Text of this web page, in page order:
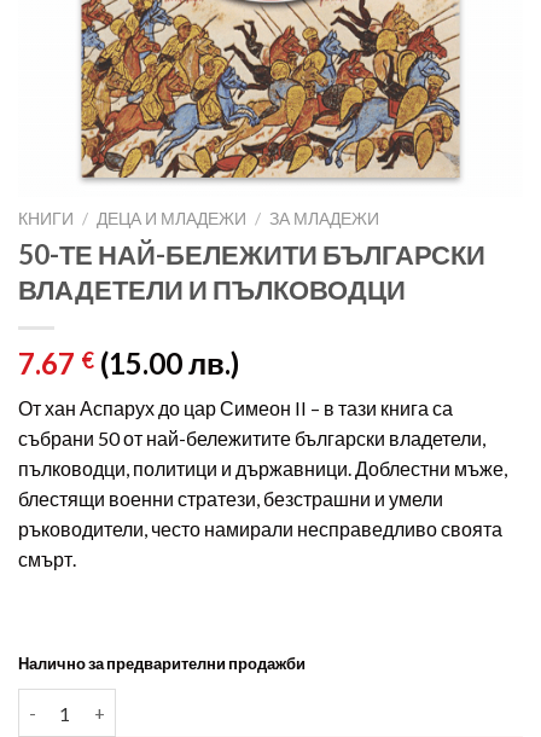
КНИГИ / ДЕЦА И МЛАДЕЖИ / ЗА МЛАДЕЖИ
50-ТЕ НАЙ-БЕЛЕЖИТИ БЪЛГАРСКИ
ВЛАДЕТЕЛИ И ПЪЛКОВОДЦИ
7.67 € (15.00 лв.)
От хан Аспарух до цар Симеон II – в тази книга са
събрани 50 от най-бележитите български владетели,
пълководци, политици и държавници. Доблестни мъже,
блестящи военни стратези, безстрашни и умели
ръководители, често намирали несправедливо своята
смърт.
Налично за предварителни продажби